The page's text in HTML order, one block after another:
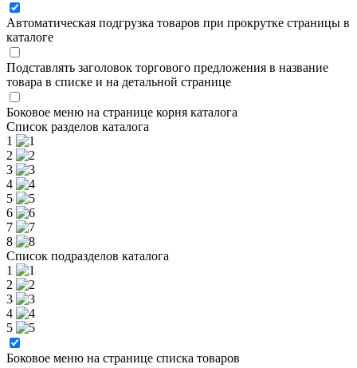
Автоматическая подгрузка товаров при прокрутке страницы в
каталоге
Подставлять заголовок торгового предложения в название
товара в списке и на детальной странице
Боковое меню на странице корня каталога
Список разделов каталога
1
2
3
4
5
6
7
8
Список подразделов каталога
1
2
3
4
5
Боковое меню на странице списка товаров